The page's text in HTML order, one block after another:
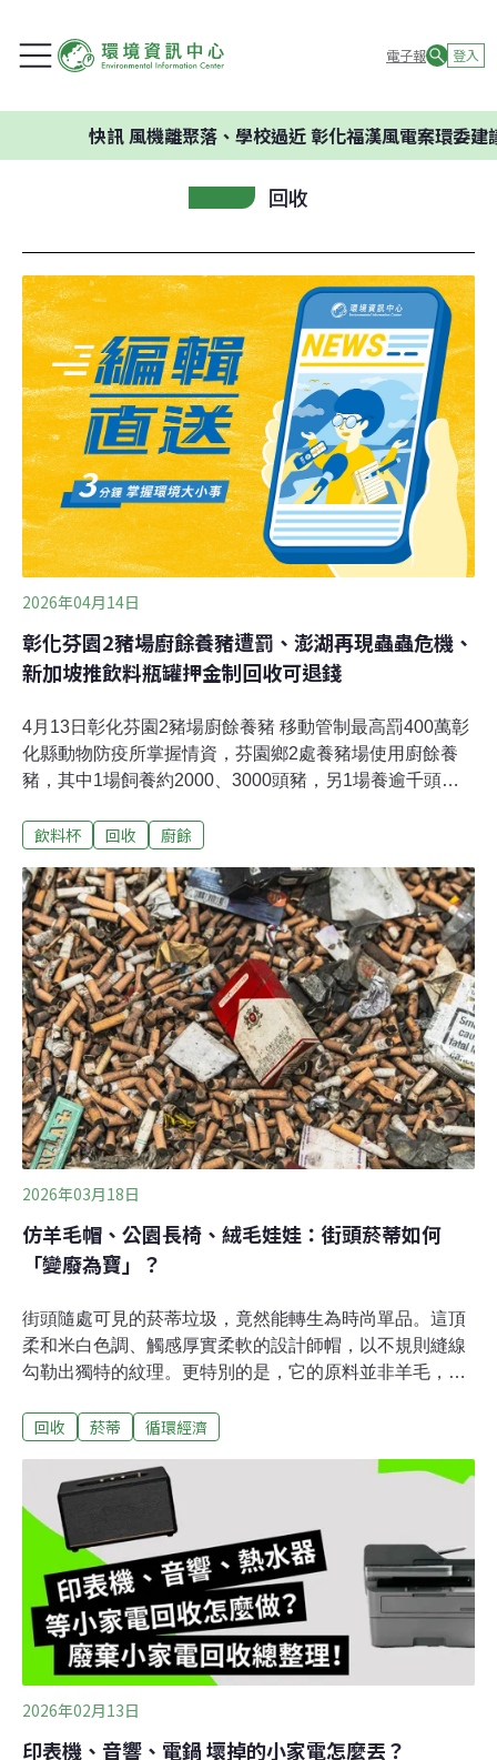
電子報 登入
風機離聚落、學校過近 彰化福漢風電案環委建議不應
回收
2026年04月14日
彰化芬園2豬場廚餘養豬遭罰、澎湖再現蟲蟲危機、
新加坡推飲料瓶罐押金制回收可退錢
4月13日彰化芬園2豬場廚餘養豬 移動管制最高罰400萬彰
化縣動物防疫所掌握情資，芬園鄉2處養豬場使用廚餘養
豬，其中1場飼養約2000、3000頭豬，另1場養逾千頭
高可處400萬元。（中央社報導）花蓮吉安掩埋場垃圾暫
鄉掩埋場裸露垃圾暫置量已減至200公噸以內，因2月17日
至3月29日台泥歲修、3月2日至4月12日外縣市焚化爐歲
修，致轉運作業階段性暫停而有垃圾暫置情形。（中央社
報導）
飲料杯 回收 廚餘
2026年03月18日
仿羊毛帽、公園長椅、絨毛娃娃：街頭菸蒂如何
「變廢為寶」？
街頭隨處可見的菸蒂垃圾，竟然能轉生為時尚單品。這頂
柔和米白色調、觸感厚實柔軟的設計師帽，以不規則縫線
勾勒出獨特的紋理。更特別的是，它的原料並非羊毛，而
計學院的畢業製作「香菸從未如此酷過」，畢業生吉諾
處理後，取出其中的醋酸纖維素，再以針刺氈戳成氈布，
並縫上曲折、不規則的縫線來加固帽身。「菸蒂無所不
在，卻鮮少有人正視這個急迫的議題。」吉諾希望人們藉
此重新思考，那些看似「沒價值」的物品，其實都有重生
的可能性。全球吸菸人口約13億，每天製造多達4.5兆個菸
頭，總重120萬噸。菸蒂可說是最常見、也最惱人的垃圾
之一，不僅街道、公園，連潔白的沙灘也有它的蹤影。根
據2020年環保組織「美化美國協會」（Keep America
Beautiful, KAB）的全美垃圾調查，在十公分以下的垃圾
中，菸
回收 菸蒂 循環經濟
2026年02月13日
印表機、音響、電鍋 壞掉的小家電怎麼丟？